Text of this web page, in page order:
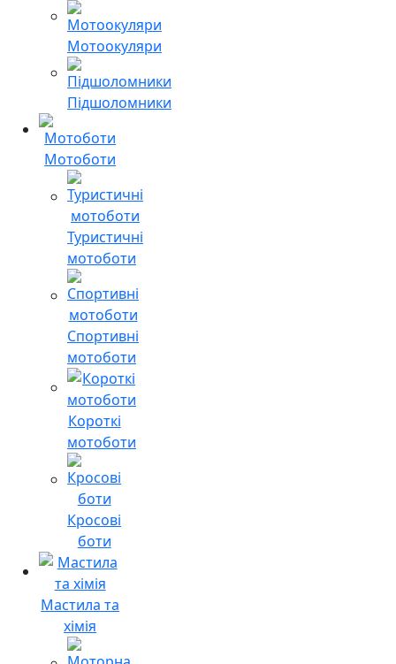
Мотоокуляри
Підшоломники
Мотоботи
Туристичні
мотоботи
Спортивні
мотоботи
Короткі
мотоботи
Кросові
боти
Мастила та
хімія